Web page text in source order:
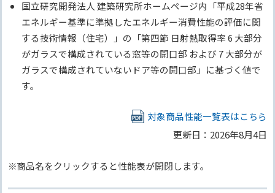
国立研究開発法人 建築研究所ホームページ内「平成28年省
エネルギー基準に準拠したエネルギー消費性能の評価に関
する技術情報（住宅）」の「第四節 日射熱取得率 6 大部分
がガラスで構成されている窓等の開口部 および 7 大部分が
ガラスで構成されていないドア等の開口部」に基づく値で
す。
対象商品性能一覧表はこちら
更新日：2026年8月4日
商品名をクリックすると性能表が開閉します。